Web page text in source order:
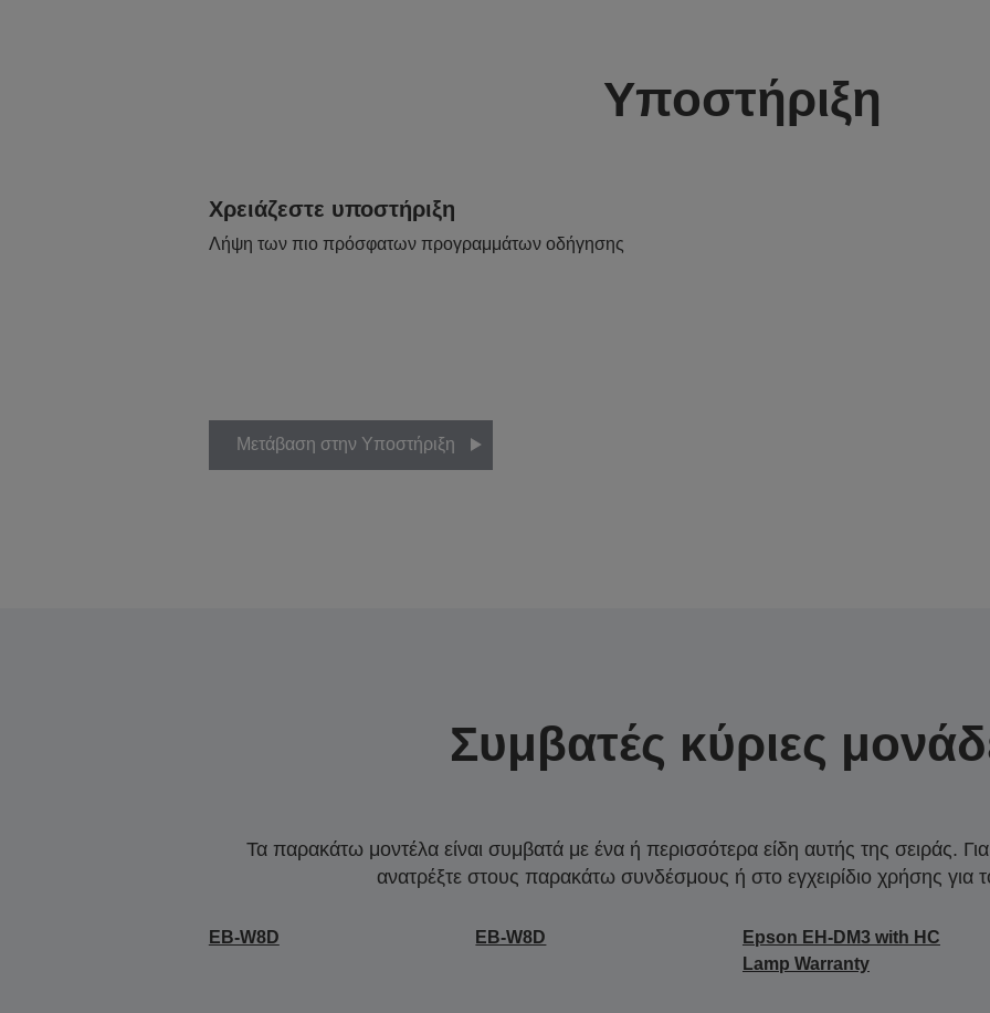
Υποστήριξη
Χρειάζεστε υποστήριξη
Λήψη των πιο πρόσφατων προγραμμάτων οδήγησης
Μετάβαση στην Υποστήριξη
Συμβατές κύριες
Τα παρακάτω μοντέλα είναι συμβατά με ένα ή περισσότερα είδη αυτής της σειράς.
ανατρέξτε στους παρακάτω συνδέσμους ή στο εγχειρίδιο χρήσης για
EB-W8D EB-W8D
Epson EH-DM3 with HC
Lamp Warranty